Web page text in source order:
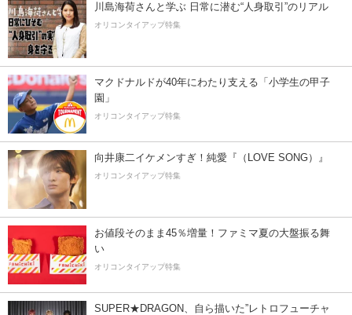
川島海荷さんと学ぶ 日常に潜む“人身取引”のリアル
オリコンタイアップ特集
マクドナルドが40年にわたり支える「小学生の甲子
園」
オリコンタイアップ特集
向井康二イケメンすぎ！純愛『（LOVE SONG）』
オリコンタイアップ特集
お値段そのまま45％増量！ファミマ夏の大盤振る舞
い
オリコンタイアップ特集
SUPER★DRAGON、自ら描いた”レトロフューチャ